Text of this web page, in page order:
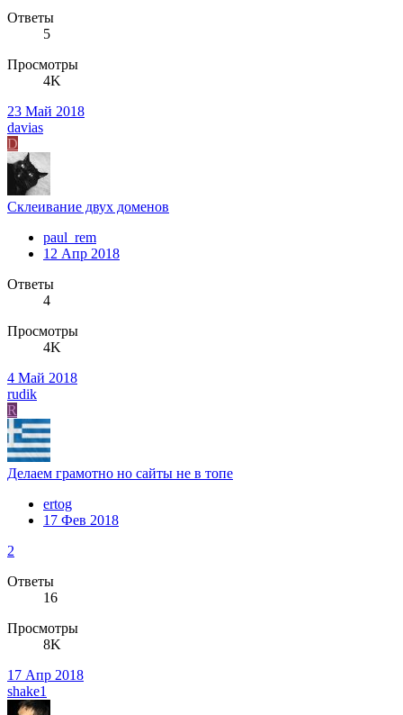
Ответы
5
Просмотры
4K
23 Май 2018
davias
D
Склеивание двух доменов
paul_rem
12 Апр 2018
Ответы
4
Просмотры
4K
4 Май 2018
rudik
R
Делаем грамотно но сайты не в топе
ertog
17 Фев 2018
2
Ответы
16
Просмотры
8K
17 Апр 2018
shake1